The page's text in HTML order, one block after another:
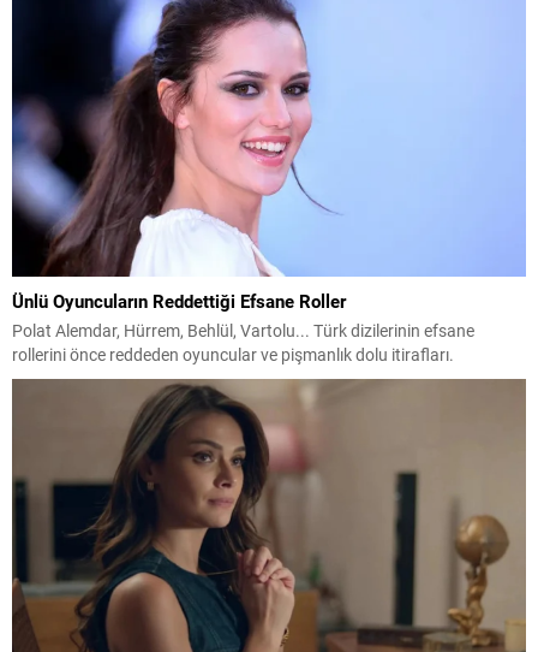
Ünlü Oyuncuların Reddettiği Efsane Roller
Polat Alemdar, Hürrem, Behlül, Vartolu... Türk dizilerinin efsane
rollerini önce reddeden oyuncular ve pişmanlık dolu itirafları.